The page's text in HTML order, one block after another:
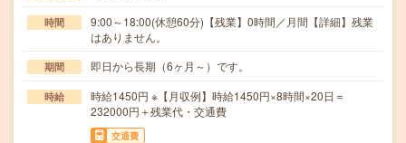
時間
9:00～18:00(休憩60分)【残業】0時間／月間【詳細】残業
はありません。
期間 即日から長期（6ヶ月～）です。
時給
時給1450円 ※【月収例】時給1450円×8時間×20日＝
232000円＋残業代・交通費
交通費